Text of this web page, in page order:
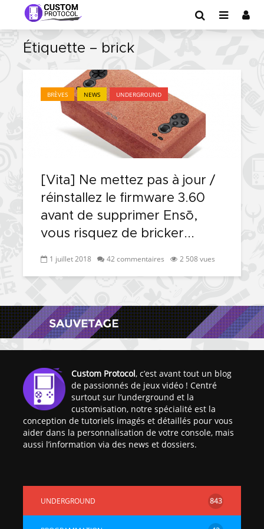
Étiquette – brick
BRÈVES NEWS UNDERGROUND
[Vita] Ne mettez pas à jour /
réinstallez le firmware 3.60
avant de supprimer Ensō,
vous risquez de bricker...
1 juillet 2018 42 commentaires 2 508 vues
Custom Protocol, c’est avant tout un blog
de passionnés de jeux vidéo ! Centré
surtout sur l’underground et la
customisation, notre spécialité est la
conception de tutoriels imagés et détaillés pour vous
aider dans la personnalisation de votre console, mais
aussi l’information via des news et dossiers.
UNDERGROUND 843